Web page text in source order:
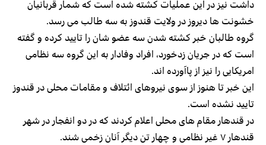
داشت نیز در این عملیات کشته شده است که شمار قربانیان
خشونت ها دیروز در ولایت قندوز به سه طالب می رسد.
گروه طالبان خبر کشته شدن سه عضو شان را تایید کرده و گفته
است که در جریان زدخورد، افراد وفادار به این گروه سه نظامی
امریکایی را نیز از پاآورده اند.
این خبر تا هنوز از سوی نیروهای ائتلاف و مقامات محلی در قندوز
تایید نشده است.
در قندهار مقام های محلی اعلام کردند که در دو انفجار در شهر
قندهار ۷ غیر نظامی و چهار تن دیگر آنان زخمی شند.